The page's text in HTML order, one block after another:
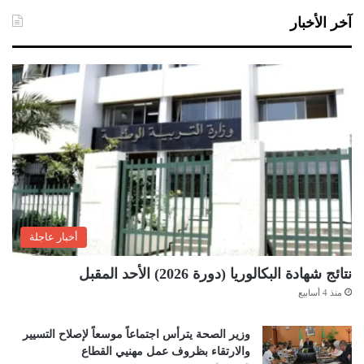
آخر الأخبار
أخبار عاجلة
نتائج شهادة البكالوريا (دورة 2026) الأحد المقبل
منذ 4 أسابيع
وزير الصحة يترأس اجتماعاً موسعاً لإصلاح التسيير
والارتقاء بظروف عمل مهنيي القطاع